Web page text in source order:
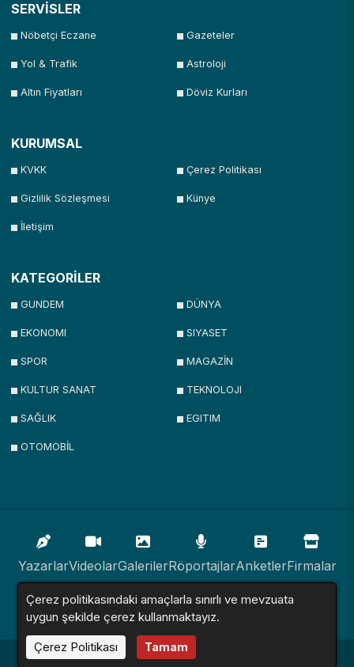
SERVİSLER
Nöbetçi Eczane Gazeteler
Yol & Trafik Astroloji
Altın Fiyatları Döviz Kurları
KURUMSAL
KVKK Çerez Politikası
Gizlilik Sözleşmesi Künye
İletişim
KATEGORİLER
GUNDEM DÜNYA
EKONOMI SIYASET
SPOR MAGAZİN
KULTUR SANAT TEKNOLOJI
SAĞLIK EGITIM
OTOMOBİL
YazarlarVideolarGalerilerRöportajlarAnketlerFirmalar
İlanlarResmi İlanlarSitemap
Haber Sitesi © 2016 - 2024. Tüm Hakları Saklıdır.
Çerez politikasındaki amaçlarla sınırlı ve mevzuata
uygun şekilde çerez kullanmaktayız.
Çerez Politikası
Tamam